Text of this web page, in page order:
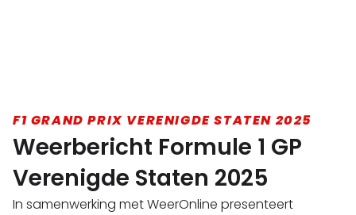
F1 GRAND PRIX VERENIGDE STATEN 2025
Weerbericht Formule 1 GP
Verenigde Staten 2025
In samenwerking met WeerOnline presenteert